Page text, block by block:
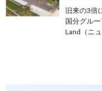
旧来の3倍
国分グル
Land（ニ